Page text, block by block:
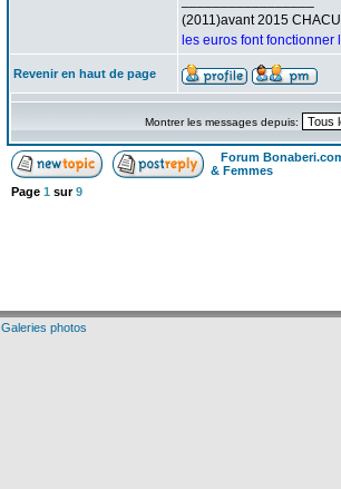
(2011)avant 2015
les euros font fonctionner
Revenir en haut de page
Montrer les messages depuis:
Forum
& Femmes
Page 1 sur9
Galeries photos